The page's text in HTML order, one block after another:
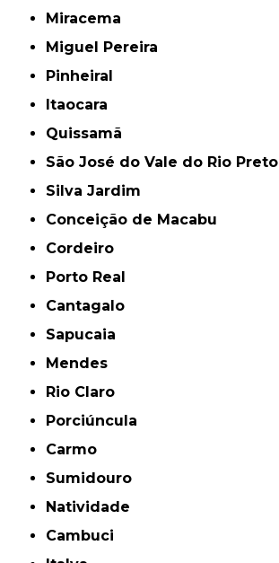
Miracema
Miguel Pereira
Pinheiral
Itaocara
Quissamã
São José do Vale do Rio Preto
Silva Jardim
Conceição de Macabu
Cordeiro
Porto Real
Cantagalo
Sapucaia
Mendes
Rio Claro
Porciúncula
Carmo
Sumidouro
Natividade
Cambuci